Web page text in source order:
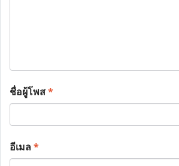
ชื่อผู้โพส*
อีเมล*